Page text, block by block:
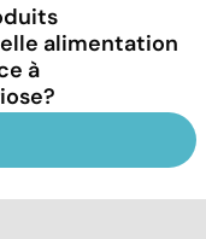
alimentation
à